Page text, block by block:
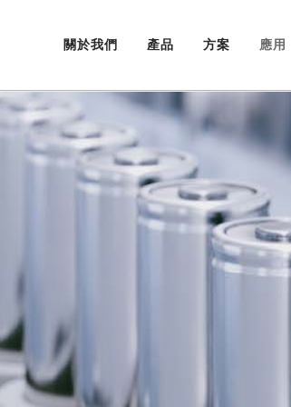
關於我們 產品
鋰原電池
可充電鋰電池
方案 應用